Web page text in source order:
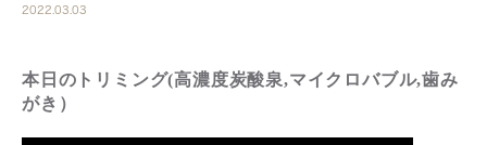
2022.03.03
本日のトリミング(高濃度炭酸泉,マイクロバブル,歯み
がき）